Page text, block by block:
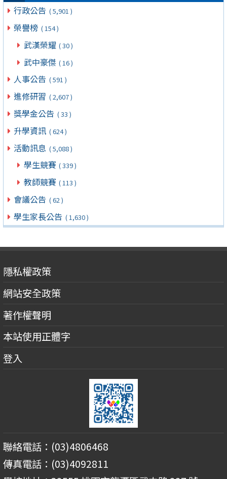
行政公告 ( 5,901 )
榮譽榜 ( 154 )
武漢榮耀 ( 30 )
武中豪傑 ( 16 )
人事公告 ( 591 )
進修研習 ( 2,607 )
獎學金公告 ( 33 )
升學資訊 ( 624 )
活動訊息 ( 5,088 )
學生競賽 ( 339 )
教師競賽 ( 113 )
會議公告 ( 62 )
學生家長公告 ( 1,630 )
隱私權政策
網站安全政策
著作權聲明
本站使用正體字
登入
聯絡電話：(03)4806468
傳真電話：(03)4092811